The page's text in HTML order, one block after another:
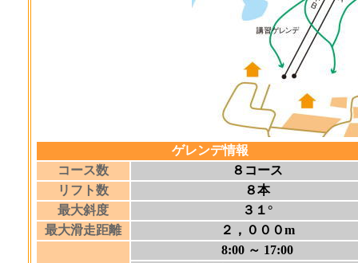
ゲレンデ情報
コース数
８コース
リフト数
８本
最大斜度
３１°
最大滑走距離
２，０００m
8:00 ～ 17:00